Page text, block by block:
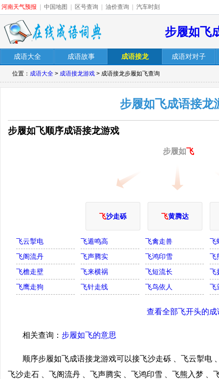
河南天气预报 中国地图 区号查询 油价查询 汽车时刻
步履如飞
成语大全 成语故事 成语接龙 成语对对子
位置： 成语大全 > 成语接龙游戏 > 成语接龙步履如飞查询
步履如飞成语接龙
步履如飞顺序成语接龙游戏
步履如飞
飞沙走砾 飞黄腾达
飞云掣电 飞遁鸣高 飞禽走兽
飞
飞阁流丹
飞声腾实 飞鸿印雪
飞
飞檐走壁
飞来横祸 飞短流长
飞
飞鹰走狗
飞针走线 飞鸟依人 飞
查看全部飞开头的成
相关查询： 步履如飞的意思
顺序步履如飞成语接龙游戏可以接飞沙走砾 、飞云掣电
飞沙走石 、飞阁流丹 、飞声腾实 、飞鸿印雪 、飞熊入梦 、